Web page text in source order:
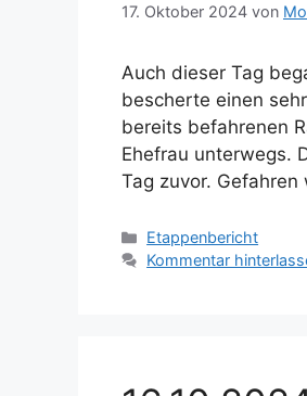
17. Oktober 2024 von
Auch dieser Tag
bescherte einen
bereits befahrenen
Ehefrau unterwegs.
Tag zuvor.
Kategorien
Etappenbericht
Kommentar